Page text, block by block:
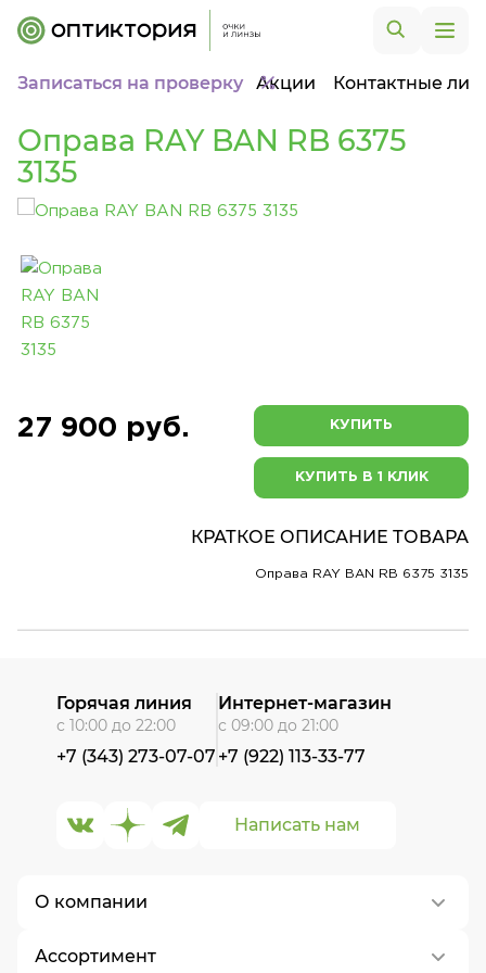
Записаться на проверку Акции Контактные
Оправа RAY BAN RB 6375
3135
27 900 руб. КУПИТЬ
КУПИТЬ В 1 КЛИК
КРАТКОЕ ОПИСАНИЕ ТОВАРА
Оправа RAY BAN RB 6375 3135
О компании
О нас
Ассортимент
Написать нам
Горячая линия
с 10:00 до 22:00
+7 (343) 273-07-07
Интернет-магазин
с 09:00 до 21:00
+7 (922) 113-33-77